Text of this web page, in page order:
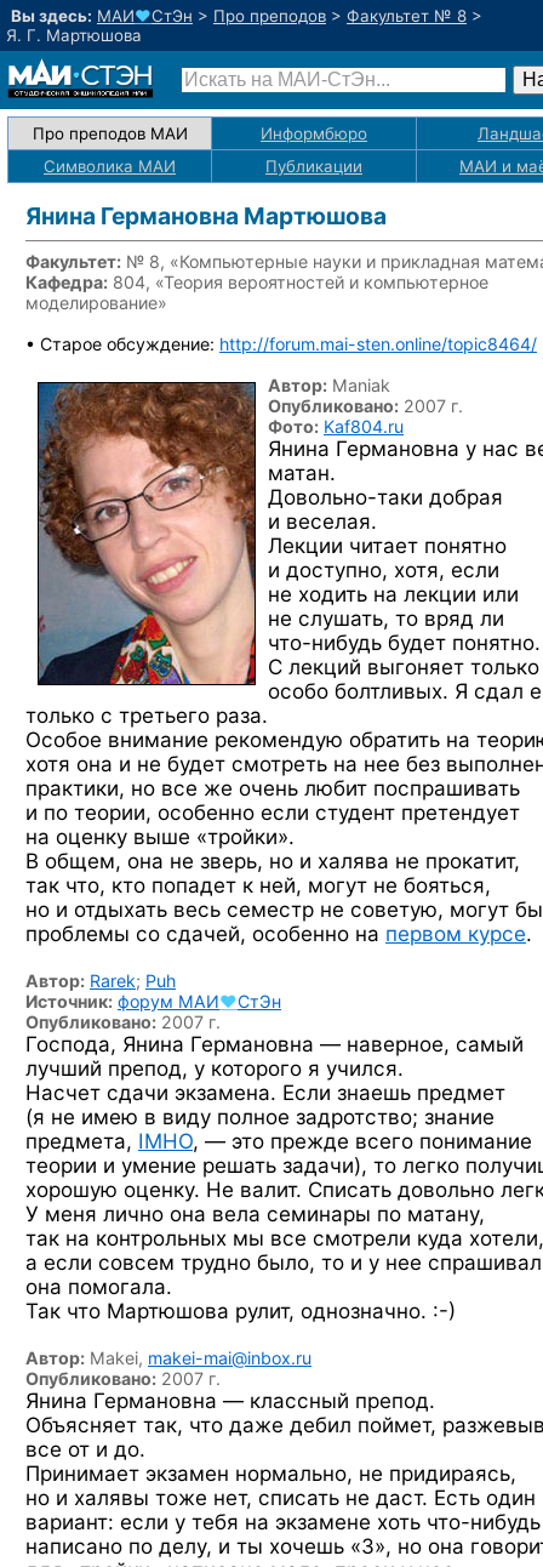
Вы здесь: МАИ♥СтЭн > Про преподов > Факультет № 8 >
Я. Г. Мартюшова
Про преподов МАИ Информбюро
Символика МАИ
Публикации МАИ и
Янина Германовна Мартюшова
Факультет: № 8, «Компьютерные науки и прикладная
Кафедра: 804, «Теория вероятностей и компьютерное
моделирование»
• Старое обсуждение: http://forum.mai-sten.online/topic8464/
Автор: Maniak
Опубликовано: 2007 г.
Фото: Kaf804.ru
Янина Германовна у нас
матан.
Довольно-таки добрая
и веселая.
Лекции читает понятно
и доступно, хотя, если
не ходить на лекции или
не слушать, то вряд ли
что-нибудь будет понятно.
С лекций выгоняет только
особо болтливых. Я сдал
только с третьего раза.
Особое внимание рекомендую обратить на
хотя она и не будет смотреть на нее без
практики, но все же очень любит поспрашивать
и по теории, особенно если студент претендует
на оценку выше «тройки».
В общем, она не зверь, но и халява не прокатит,
так что, кто попадет к ней, могут не бояться,
но и отдыхать весь семестр не советую, могут
проблемы со сдачей, особенно на первом курсе.
Автор: Rarek; Puh
Источник: форум МАИ♥СтЭн
Опубликовано: 2007 г.
Господа, Янина Германовна — наверное, самый
лучший препод, у которого я учился.
Насчет сдачи экзамена. Если знаешь предмет
(я не имею в виду полное задротство; знание
предмета, IMHO, — это прежде всего понимание
теории и умение решать задачи), то легко
хорошую оценку. Не валит. Списать довольно
У меня лично она вела семинары по матану,
так на контрольных мы все смотрели куда хотели,
а если совсем трудно было, то и у нее
она помогала.
Так что Мартюшова рулит, однозначно. :-)
Автор: Makei, makei-mai@inbox.ru
Опубликовано: 2007 г.
Янина Германовна — классный препод.
Объясняет так, что даже дебил поймет,
все от и до.
Принимает экзамен нормально, не придираясь,
но и халявы тоже нет, списать не даст. Есть один
вариант: если у тебя на экзамене хоть что-нибудь
написано по делу, и ты хочешь «3», но она